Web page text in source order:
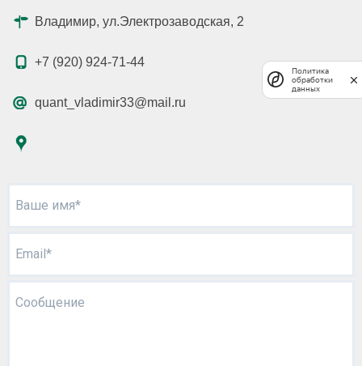
Владимир, ул.Электрозаводская, 2
+7 (920) 924-71-44
quant_vladimir33@mail.ru
Ваше имя*
Email*
Сообщение
Политика
обработки
данных